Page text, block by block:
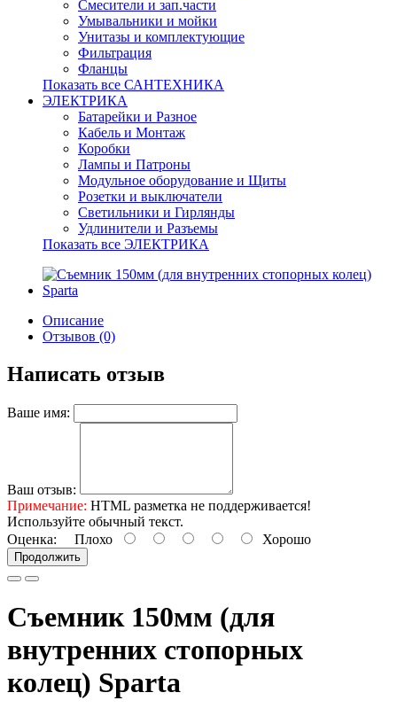
Смесители и зап.части
Умывальники и мойки
Унитазы и комплектующие
Фильтрация
Фланцы
Показать все САНТЕХНИКА
ЭЛЕКТРИКА
Батарейки и Разное
Кабель и Монтаж
Коробки
Лампы и Патроны
Модульное оборудование и Щиты
Розетки и выключатели
Светильники и Гирлянды
Удлинители и Разъемы
Показать все ЭЛЕКТРИКА
Описание
Отзывов (0)
Написать отзыв
Ваше имя:
Ваш отзыв:
Примечание: HTML разметка не поддерживается!
Используйте обычный текст.
Оценка: Плохо Хорошо
Продолжить
Съемник 150мм (для
внутренних стопорных
колец) Sparta